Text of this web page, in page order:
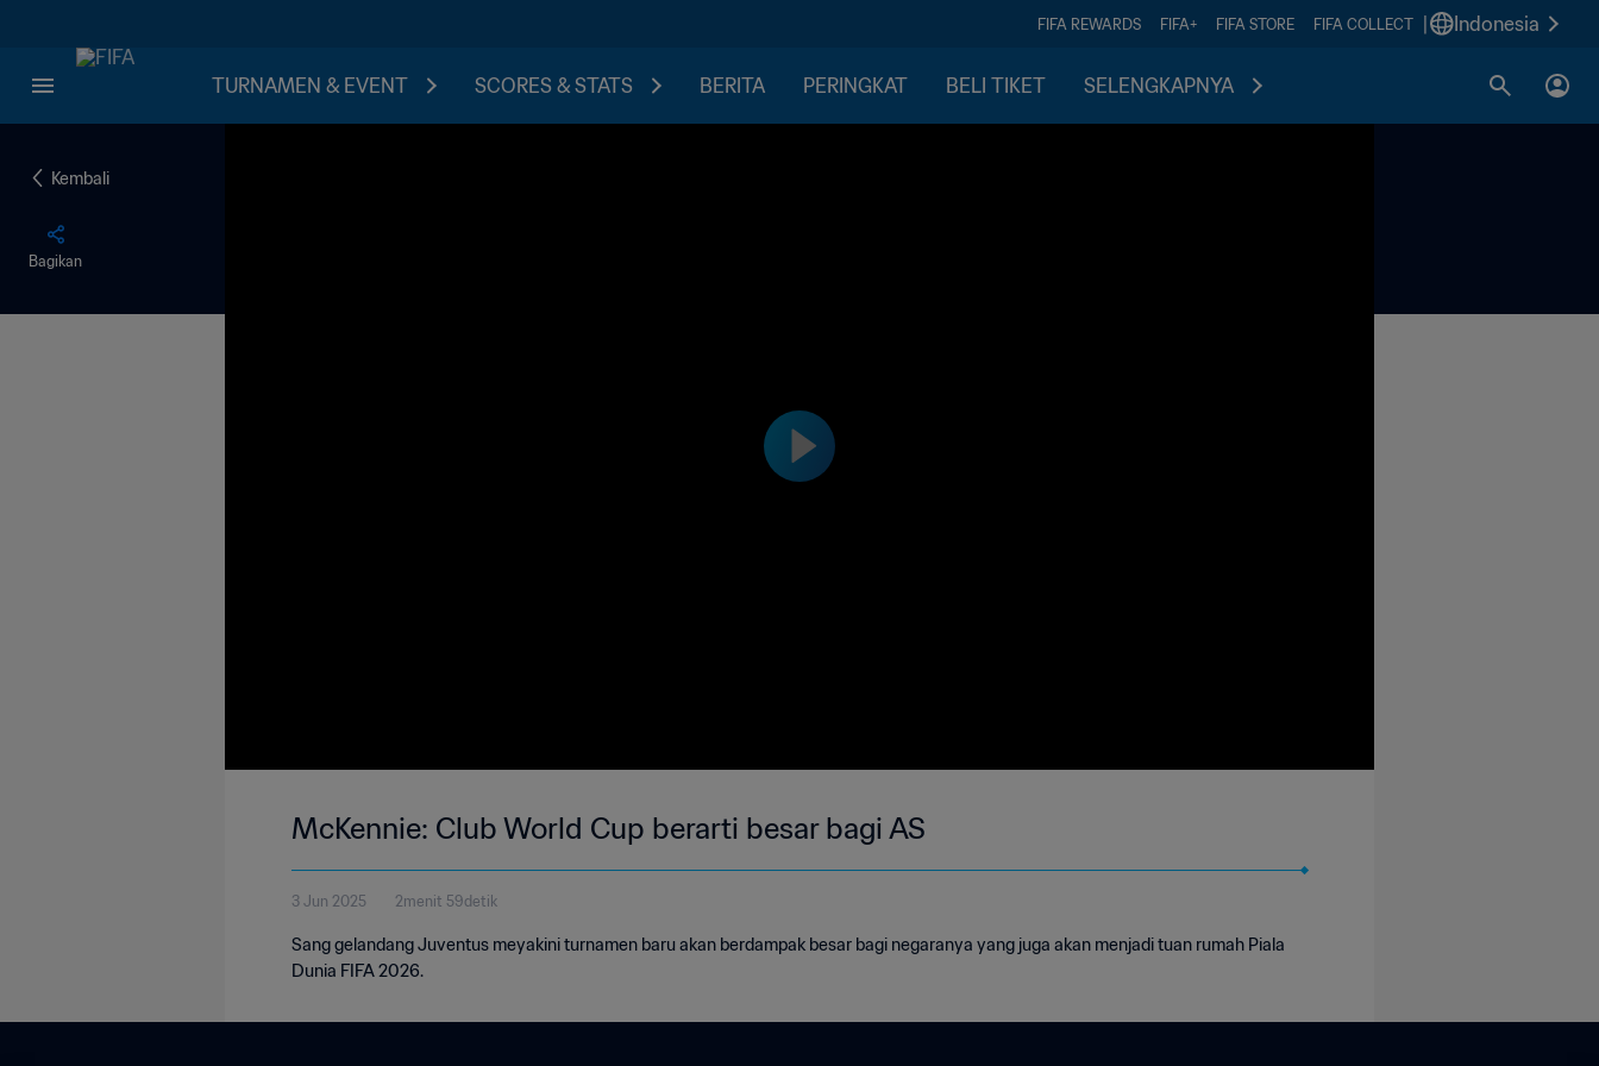
FIFA REWARDS FIFA+ FIFA STORE FIFA COLLECT Indonesia
TURNAMEN & EVENT SCORES & STATS BERITA PERINGKAT BELI TIKET SELENGKAPNYA
Kembali
Bagikan
McKennie: Club World Cup berarti besar bagi AS
3 Jun 2025 2menit 59detik
Sang gelandang Juventus meyakini turnamen baru akan berdampak besar bagi negaranya yang juga akan menjadi tuan rumah Piala
Dunia FIFA 2026.